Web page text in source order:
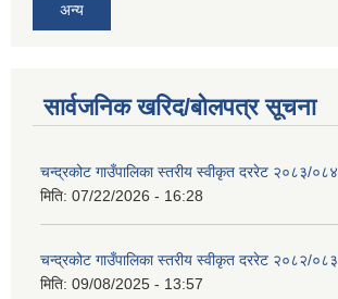
अन्य
सार्वजनिक खरिद/बोलपत्र सूचना
चन्द्रकोट गाउँपालिका स्तरीय स्वीकृत दररेट २०८३/०८४
मिति: 07/22/2026 - 16:28
चन्द्रकोट गाउँपालिका स्तरीय स्वीकृत दररेट २०८२/०८३
मिति: 09/08/2025 - 13:57